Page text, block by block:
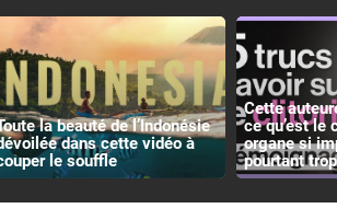
la beauté de l’Indonésie
dans cette vidéo à
le souffle
Cette
ce qu’est le
organe si
pourtant